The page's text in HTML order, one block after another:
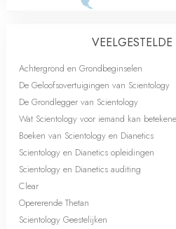
Achtergrond en Grondbeginselen
De Geloofsovertuigingen van Scientology
De Grondlegger van Scientology
Wat Scientology voor iemand kan
Boeken van Scientology en Dianetics
Scientology en Dianetics opleidingen
Scientology en Dianetics auditing
Clear
Opererende Thetan
Scientology Geestelijken